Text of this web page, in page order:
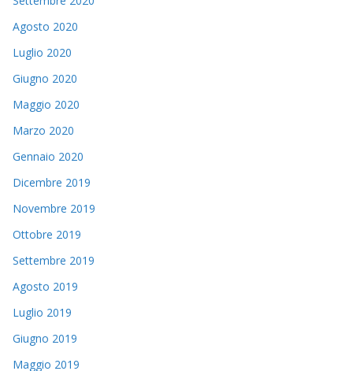
Agosto 2020
Luglio 2020
Giugno 2020
Maggio 2020
Marzo 2020
Gennaio 2020
Dicembre 2019
Novembre 2019
Ottobre 2019
Settembre 2019
Agosto 2019
Luglio 2019
Giugno 2019
Maggio 2019